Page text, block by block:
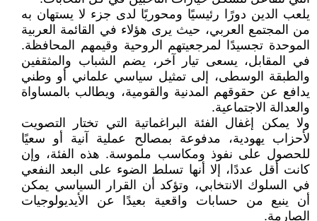
يلعب الدين دورًا رئيسيًا ومحوريًا لدى جزء لا يستهان به
من المجتمع العربي، حيث يرى هؤلاء في القائمة العربية
الموحدة تجسيدًا لمرجعيتهم الروحية وقيمهم المحافظة.
في المقابل، يسعى تيار آخر، يضم الشباب والمثقفين
والطبقة الوسطى، إلى تمثيل سياسي علماني أو وطني
يدافع عن حقوقهم المدنية والقومية، ويطالب بالمساواة
والعدالة الاجتماعية.
ولا يمكن إغفال الفئة البراغماتية التي تختار التصويت
لأحزاب يهودية، مدفوعة بمصالح عملية آنية أو سعيًا
للحصول على نفوذ ومكاسب ملموسة. هذه الفئة، وإن
كانت أقل عددًا، إلا أنها تسلط الضوء على البعد النفعي
في السلوك الانتخابي، وتؤكد أن القرار السياسي يمكن
أن ينبع من حسابات واقعية بعيدًا عن الأيديولوجيات
الصارمة.